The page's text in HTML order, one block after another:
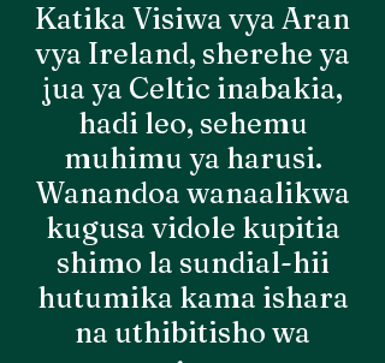
Katika Visiwa vya Aran
vya Ireland, sherehe ya
jua ya Celtic inabakia,
hadi leo, sehemu
muhimu ya harusi.
Wanandoa wanaalikwa
kugusa vidole kupitia
shimo la sundial-hii
hutumika kama ishara
na uthibitisho wa